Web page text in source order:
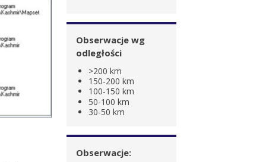
Obserwacje wg
odległości
>200 km
150-200 km
100-150 km
50-100 km
30-50 km
Obserwacje: